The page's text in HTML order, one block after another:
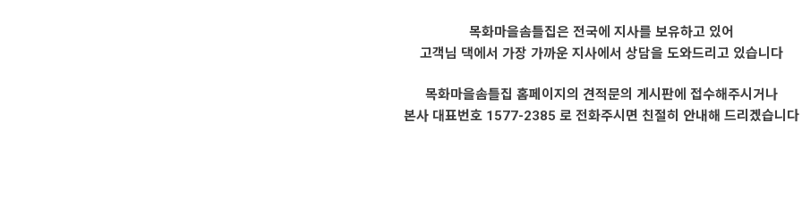
목화마을솜틀집은 전국에 지사를 보유하고 있어
고객님 댁에서 가장 가까운 지사에서 상담을 도와드리고 있습니다
목화마을솜틀집 홈페이지의 견적문의 게시판에 접수해주시거나
본사 대표번호 1577-2385 로 전화주시면 친절히 안내해 드리겠습니다